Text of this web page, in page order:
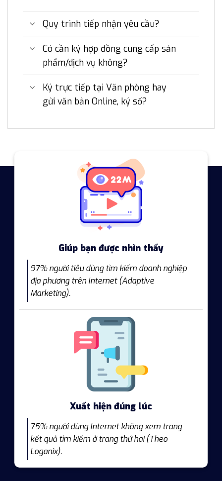
Quy trình tiếp nhận yêu cầu?
Có cần ký hợp đồng cung cấp sản
phẩm/dịch vụ không?
Ký trực tiếp tại Văn phòng hay
gửi văn bản Online, ký số?
Giúp bạn được nhìn thấy
97% người tiêu dùng tìm kiếm doanh nghiệp
địa phương trên Internet (Adaptive
Marketing).
Xuất hiện đúng lúc
75% người dùng Internet không xem trang
kết quả tìm kiếm ở trang thứ hai (Theo
Loganix).